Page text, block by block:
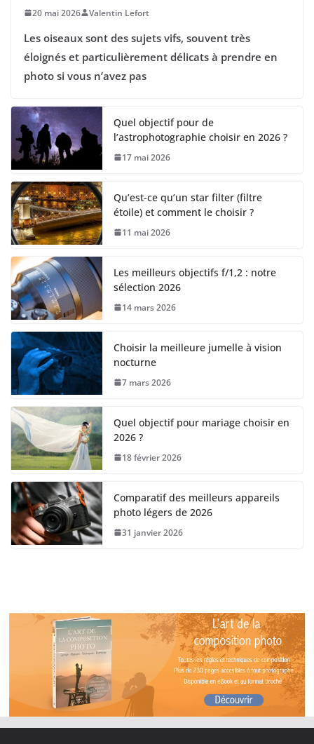
20 mai 2026 Valentin Lefort
Les oiseaux sont des sujets vifs, souvent très
éloignés et particulièrement délicats à prendre en
photo si vous n’avez pas
Quel objectif pour de
l’astrophotographie choisir en 2026 ?
17 mai 2026
Qu’est-ce qu’un star filter (filtre
étoile) et comment le choisir ?
11 mai 2026
Les meilleurs objectifs f/1,2 : notre
sélection 2026
14 mars 2026
Choisir la meilleure jumelle à vision
nocturne
7 mars 2026
Quel objectif pour mariage choisir en
2026 ?
18 février 2026
Comparatif des meilleurs appareils
photo légers de 2026
31 janvier 2026